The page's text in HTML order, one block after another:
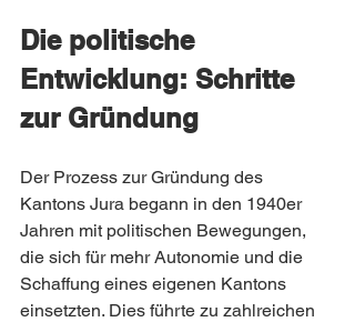
Die politische
Entwicklung: Schritte
zur Gründung
Der Prozess zur Gründung des
Kantons Jura begann in den 1940er
Jahren mit politischen Bewegungen,
die sich für mehr Autonomie und die
Schaffung eines eigenen Kantons
einsetzten. Dies führte zu zahlreichen